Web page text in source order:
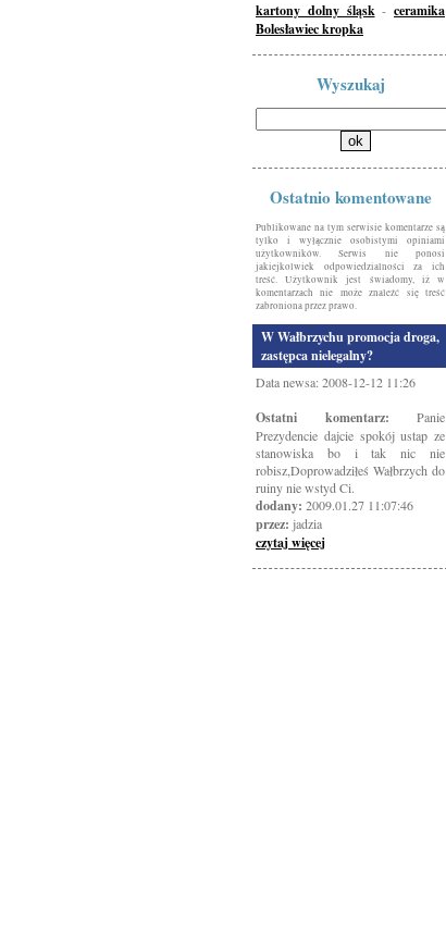
kartony dolny śląsk - ceramika
Bolesławiec kropka
Wyszukaj
Ostatnio komentowane
Publikowane na tym serwisie komentarze są
tylko i wyłącznie osobistymi opiniami
użytkowników. Serwis nie ponosi
jakiejkolwiek odpowiedzialności za ich
treść. Użytkownik jest świadomy, iż w
komentarzach nie może znaleźć się treść
zabroniona przez prawo.
W Wałbrzychu promocja droga,
zastępca nielegalny?
Data newsa: 2008-12-12 11:26
Ostatni komentarz: Panie
Prezydencie dajcie spokój ustap ze
stanowiska bo i tak nic nie
robisz,Doprowadziłeś Wałbrzych do
ruiny nie wstyd Ci.
dodany: 2009.01.27 11:07:46
przez: jadzia
czytaj więcej